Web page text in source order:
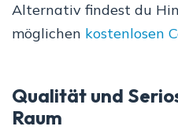
Alternativ findest du
möglichen kostenlosen
Qualität und
Raum